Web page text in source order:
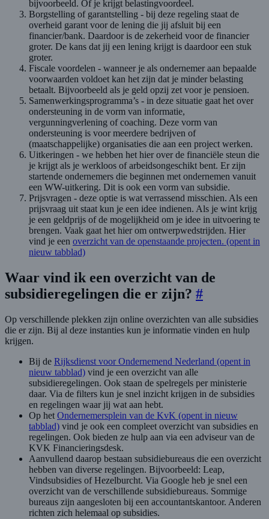
bijvoorbeeld. Of je krijgt belastingvoordeel.
Borgstelling of garantstelling - bij deze regeling staat de
overheid garant voor de lening die jij afsluit bij een
financier/bank. Daardoor is de zekerheid voor de financier
groter. De kans dat jij een lening krijgt is daardoor een stuk
groter.
Fiscale voordelen - wanneer je als ondernemer aan bepaalde
voorwaarden voldoet kan het zijn dat je minder belasting
betaalt. Bijvoorbeeld als je geld opzij zet voor je pensioen.
Samenwerkingsprogramma’s - in deze situatie gaat het over
ondersteuning in de vorm van informatie,
vergunningverlening of coaching. Deze vorm van
ondersteuning is voor meerdere bedrijven of
(maatschappelijke) organisaties die aan een project werken.
Uitkeringen - we hebben het hier over de financiële steun die
je krijgt als je werkloos of arbeidsongeschikt bent. Er zijn
startende ondernemers die beginnen met ondernemen vanuit
een WW-uitkering. Dit is ook een vorm van subsidie.
Prijsvragen - deze optie is wat verrassend misschien. Als een
prijsvraag uit staat kun je een idee indienen. Als je wint krijg
je een geldprijs of de mogelijkheid om je idee in uitvoering te
brengen. Vaak gaat het hier om ontwerpwedstrijden. Hier
vind je een overzicht van de openstaande projecten. (opent in
nieuw tabblad)
Waar vind ik een overzicht van de
subsidieregelingen die er zijn? #
Op verschillende plekken zijn online overzichten van alle subsidies
die er zijn. Bij al deze instanties kun je informatie vinden en hulp
krijgen.
Bij de Rijksdienst voor Ondernemend Nederland (opent in
nieuw tabblad) vind je een overzicht van alle
subsidieregelingen. Ook staan de spelregels per ministerie
daar. Via de filters kun je snel inzicht krijgen in de subsidies
en regelingen waar jij wat aan hebt.
Op het Ondernemersplein van de KvK (opent in nieuw
tabblad) vind je ook een compleet overzicht van subsidies en
regelingen. Ook bieden ze hulp aan via een adviseur van de
KVK Financieringsdesk.
Aanvullend daarop bestaan subsidiebureaus die een overzicht
hebben van diverse regelingen. Bijvoorbeeld: Leap,
Vindsubsidies of Hezelburcht. Via Google heb je snel een
overzicht van de verschillende subsidiebureaus. Sommige
bureaus zijn aangesloten bij een accountantskantoor. Anderen
richten zich helemaal op subsidies.